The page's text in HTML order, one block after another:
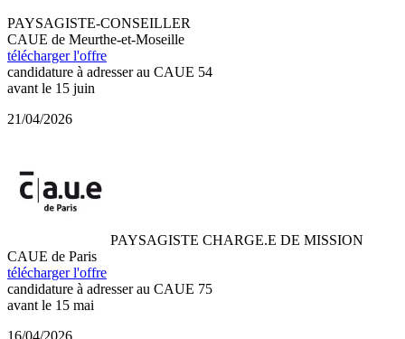
PAYSAGISTE-CONSEILLER
CAUE de Meurthe-et-Moseille
télécharger l'offre
candidature à adresser au CAUE 54
avant le 15 juin
21/04/2026
PAYSAGISTE CHARGE.E DE MISSION
CAUE de Paris
télécharger l'offre
candidature à adresser au CAUE 75
avant le 15 mai
16/04/2026